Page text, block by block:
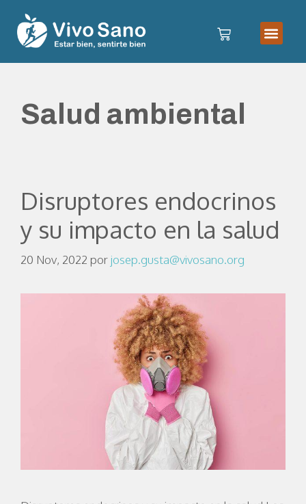
Salud ambiental
Disruptores endocrinos
y su impacto en la salud
20 Nov, 2022 por josep.gusta@vivosano.org